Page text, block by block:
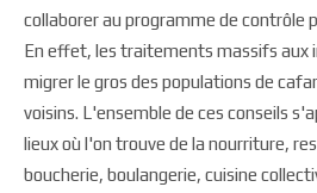
collaborer au programme de contrôle
En effet, les traitements massifs aux
migrer le gros des populations de
voisins. L'ensemble de ces conseils
lieux où l'on trouve de la nourriture,
boucherie, boulangerie, cuisine